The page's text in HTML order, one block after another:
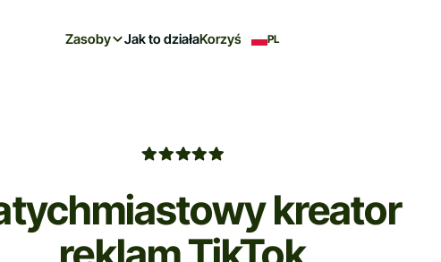
Zasoby Jak to działaKorzyści PL
kreator